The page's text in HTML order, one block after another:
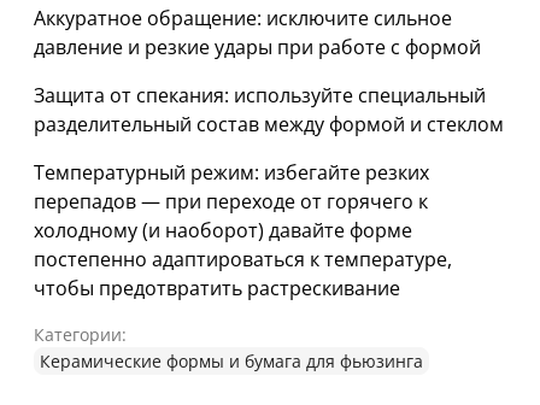
Аккуратное обращение: исключите сильное
давление и резкие удары при работе с формой
Защита от спекания: используйте специальный
разделительный состав между формой и стеклом
Температурный режим: избегайте резких
перепадов — при переходе от горячего к
холодному (и наоборот) давайте форме
постепенно адаптироваться к температуре,
чтобы предотвратить растрескивание
Категории:
Керамические формы и бумага для фьюзинга